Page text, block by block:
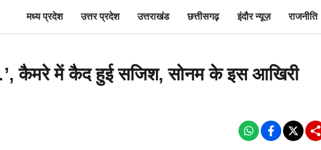
मध्य प्रदेश उत्तर प्रदेश उत्तराखंड छत्तीसगढ़ इंदौर न्यूज़ राजनीति
कैमरे में कैद हुई सजिश, सोनम के इस आखिरी